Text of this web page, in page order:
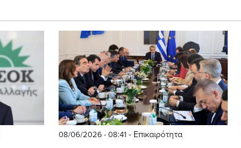
08/06/2026 - 08:41 - Επικαιρότητα